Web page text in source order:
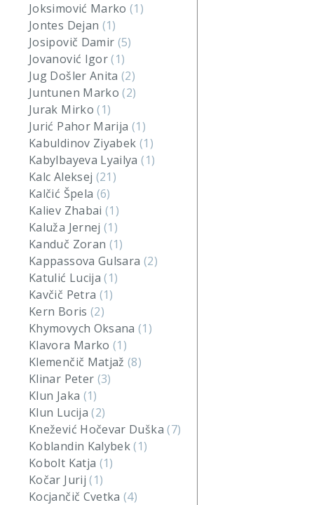
Joksimović Marko(1)
Jontes Dejan (1)
Josipovič Damir (5)
Jovanović Igor(1)
Jug Došler Anita(2)
Juntunen Marko(2)
Jurak Mirko(1)
Jurić Pahor Marija (1)
Kabuldinov Ziyabek (1)
Kabylbayeva Lyailya(1)
Kalc Aleksej (21)
Kalčić Špela (6)
Kaliev Zhabai(1)
Kaluža Jernej(1)
Kanduč Zoran (1)
Kappassova Gulsara (2)
Katulić Lucija(1)
Kavčič Petra (1)
Kern Boris (2)
Khymovych Oksana(1)
Klavora Marko(1)
Klemenčič Matjaž(8)
Klinar Peter (3)
Klun Jaka (1)
Klun Lucija(2)
Knežević Hočevar Duška(7)
Koblandin Kalybek(1)
Kobolt Katja (1)
Kočar Jurij(1)
Kocjančič Cvetka(4)